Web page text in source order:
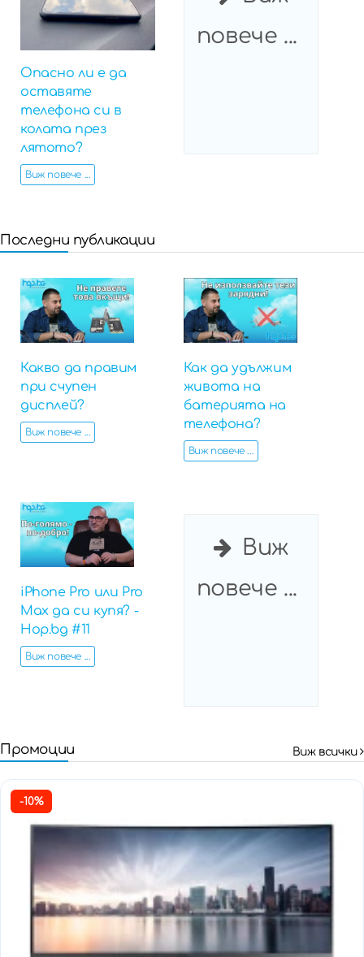
Опасно ли е да
оставяте
телефона си в
колата през
лятото?
Виж повече ...
повече ...
Последни публикации
Какво да правим
при счупен
дисплей?
Виж повече ...
Как да удължим
живота на
батерията на
телефона?
Виж повече ...
iPhone Pro или Pro
Max да си купя? -
Hop.bg #11
Виж повече ...
Виж
повече ...
Промоции Виж всички
-10%